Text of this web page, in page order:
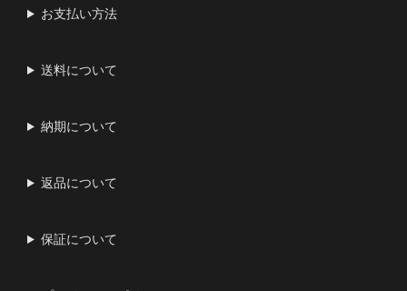
お支払い方法
送料について
納期について
返品について
保証について